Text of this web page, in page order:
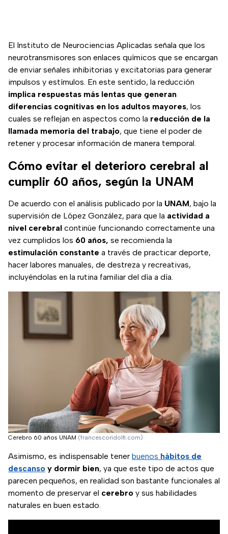
El Instituto de Neurociencias Aplicadas señala que los
neurotransmisores son enlaces químicos que se encargan
de enviar señales inhibitorias y excitatorias para generar
impulsos y estímulos. En este sentido, la reducción
implica respuestas más lentas que generan
diferencias cognitivas en los adultos mayores, los
cuales se reflejan en aspectos como la reducción de la
llamada memoria del trabajo, que tiene el poder de
retener y procesar información de manera temporal.
Cómo evitar el deterioro cerebral al
cumplir 60 años, según la UNAM
De acuerdo con el análisis publicado por la UNAM, bajo la
supervisión de López González, para que la actividad a
nivel cerebral continúe funcionando correctamente una
vez cumplidos los 60 años, se recomienda la
estimulación constante a través de practicar deporte,
hacer labores manuales, de destreza y recreativas,
incluyéndolas en la rutina familiar del día a día.
Cerebro 60 años UNAM (francescoridolfi.com)
Asimismo, es indispensable tener buenos hábitos de
descanso y dormir bien, ya que este tipo de actos que
parecen pequeños, en realidad son bastante funcionales al
momento de preservar el cerebro y sus habilidades
naturales en buen estado.